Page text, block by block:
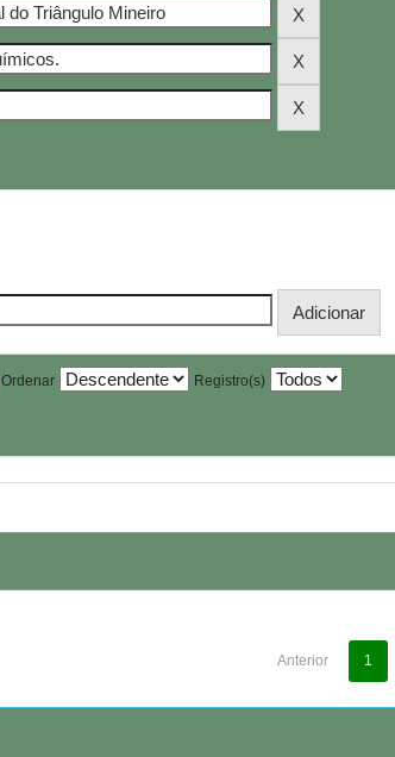
Ordenar Registro(s)
Anterior 1